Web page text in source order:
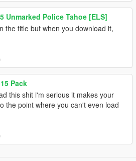
Unmarked Police Tahoe [ELS]
the title but when you download it,
Pack
this shit i'm serious it makes your
the point where you can't even load